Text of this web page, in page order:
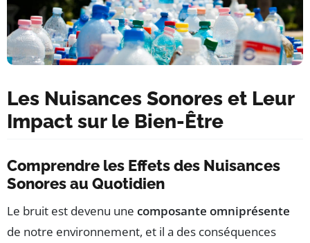
Les Nuisances Sonores et Leur
Impact sur le Bien-Être
Comprendre les Effets des Nuisances
Sonores au Quotidien
Le bruit est devenu une composante omniprésente
de notre environnement, et il a des conséquences